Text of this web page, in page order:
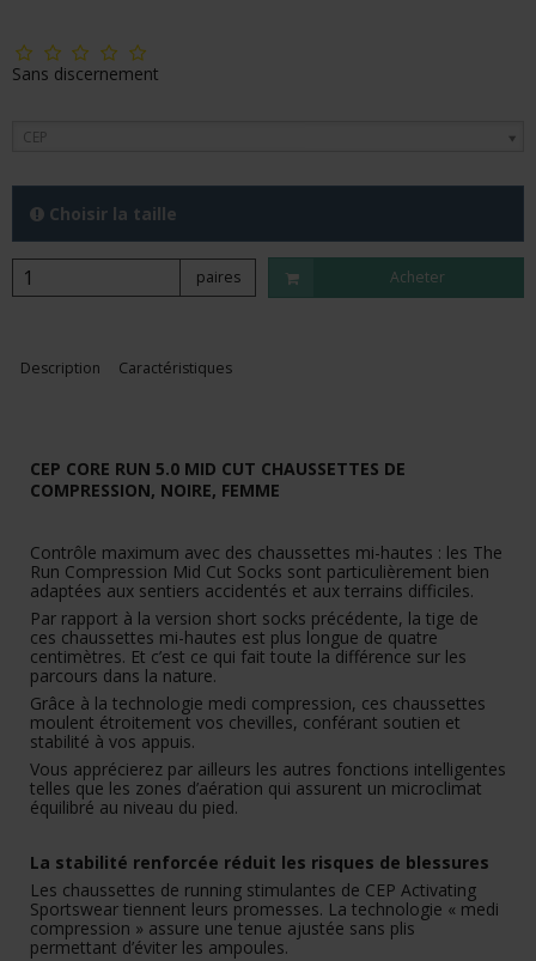
Sans discernement
CEP
Choisir la taille
paires Acheter
Description Caractéristiques
CEP CORE RUN 5.0 MID CUT CHAUSSETTES DE
COMPRESSION, NOIRE, FEMME
Contrôle maximum avec des chaussettes mi-hautes : les The
Run Compression Mid Cut Socks sont particulièrement bien
adaptées aux sentiers accidentés et aux terrains difficiles.
Par rapport à la version short socks précédente, la tige de
ces chaussettes mi-hautes est plus longue de quatre
centimètres. Et c’est ce qui fait toute la différence sur les
parcours dans la nature.
Grâce à la technologie medi compression, ces chaussettes
moulent étroitement vos chevilles, conférant soutien et
stabilité à vos appuis.
Vous apprécierez par ailleurs les autres fonctions intelligentes
telles que les zones d’aération qui assurent un microclimat
équilibré au niveau du pied.
La stabilité renforcée réduit les risques de blessures
Les chaussettes de running stimulantes de CEP Activating
Sportswear tiennent leurs promesses. La technologie « medi
compression » assure une tenue ajustée sans plis
permettant d’éviter les ampoules.